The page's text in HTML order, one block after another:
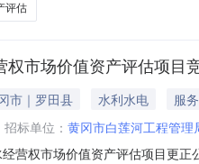
评估
市场价值资产评估项目
市｜罗田县 水利水电
服务
招标单位： 黄冈市白莲河工程管理
营权市场价值资产评估项目更